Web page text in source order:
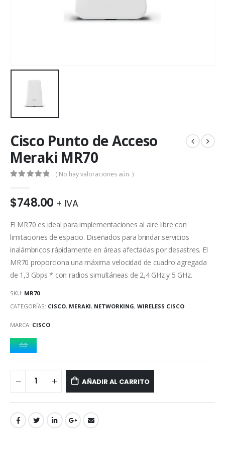
Cisco Punto de Acceso
Meraki MR70
( No hay valoraciones aún. )
$748.00 + IVA
El MR70 es ideal para implementaciones al aire libre con
limitaciones de espacio. Diseñados para brindar servicios
inalámbricos rápidamente en áreas afectadas por desastres. El
MR70 proporciona una máxima velocidad de cuadro agregada
de 1,3 Gbps * con radios simultáneas de 2,4 GHz y 5 GHz.
SKU: MR70
CATEGORÍAS: CISCO, MERAKI, NETWORKING, WIRELESS CISCO
MARCA: CISCO
AÑADIR AL CARRITO